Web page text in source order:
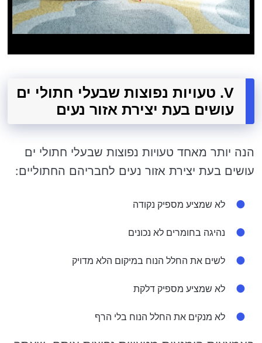
V. טעויות נפוצות שבעלי חתולי ים
עושים בעת יצירת אזור נעים
הנה יותר מאחד טעויות נפוצות שבעלי חתולי ים
עושים בעת יצירת אזור נעים לחבריהם החתוליים:
לא שמציע מספיק נקודה
נהיגה בחומרים לא נכונים
לשים את החלל הנוח במיקום הלא מדויק
לא שמציע מספיק דלקת
לא מנקים את החלל הנוח בלי הרף